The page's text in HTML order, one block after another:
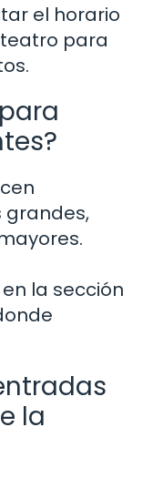
el horario
para
grandes,
la sección
la